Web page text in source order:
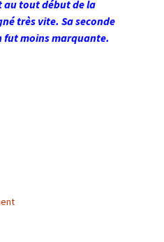
tout début de la
très vite. Sa seconde
fut moins marquante.